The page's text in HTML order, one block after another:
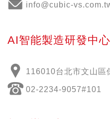
info@cubic-
AI智能製造研發中心
116010台北市文山區
02-2234-9057#101